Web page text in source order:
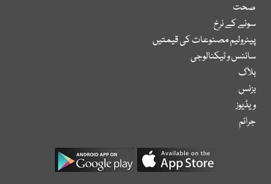
صحت
سونے کے نرخ
پیٹرولیم مصنوعات کی قیمتیں
سائنس و ٹیکنالوجی
بلاگ
بزنس
ویڈیوز
جرائم